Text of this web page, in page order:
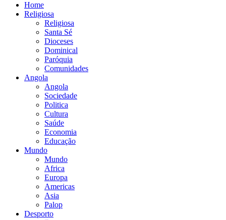
Home
Religiosa
Religiosa
Santa Sé
Dioceses
Dominical
Paróquia
Comunidades
Angola
Angola
Sociedade
Politica
Cultura
Saúde
Economia
Educação
Mundo
Mundo
Africa
Europa
Americas
Asia
Palop
Desporto